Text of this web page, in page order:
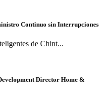
Continuo sin Interrupciones
de Chint...
Director Home &